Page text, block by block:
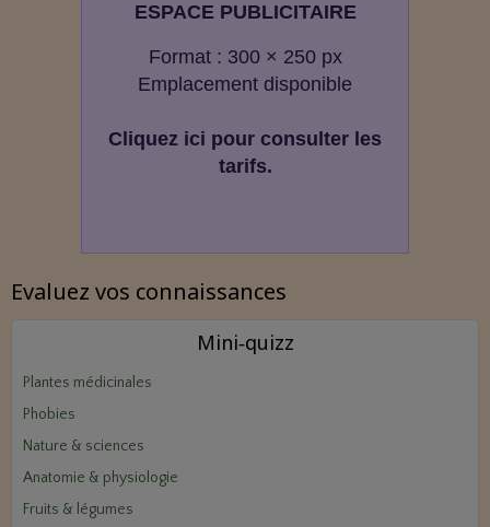
ESPACE PUBLICITAIRE
Format : 300 × 250 px
Emplacement disponible
Cliquez ici pour consulter les
tarifs.
Evaluez vos connaissances
Mini‑quizz
Plantes médicinales
Phobies
Nature & sciences
Anatomie & physiologie
Fruits & légumes